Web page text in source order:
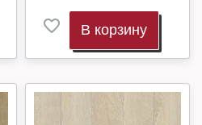
В корзину